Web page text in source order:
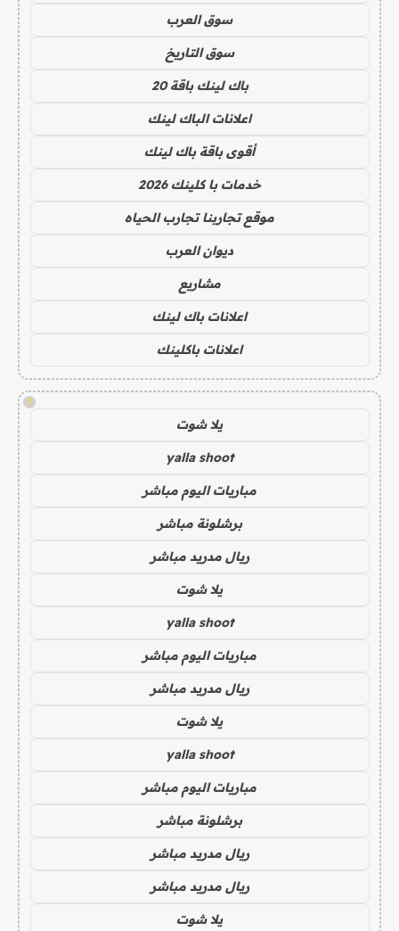
سوق العرب
سوق التاريخ
باك لينك باقة 20
اعلانات الباك لينك
أقوى باقة باك لينك
خدمات با كلينك 2026
موقع تجاربنا تجارب الحياه
ديوان العرب
مشاريع
اعلانات باك لينك
اعلانات باكلينك
!
يلا شوت
yalla shoot
مباريات اليوم مباشر
برشلونة مباشر
ريال مدريد مباشر
يلا شوت
yalla shoot
مباريات اليوم مباشر
ريال مدريد مباشر
يلا شوت
yalla shoot
مباريات اليوم مباشر
برشلونة مباشر
ريال مدريد مباشر
ريال مدريد مباشر
يلا شوت